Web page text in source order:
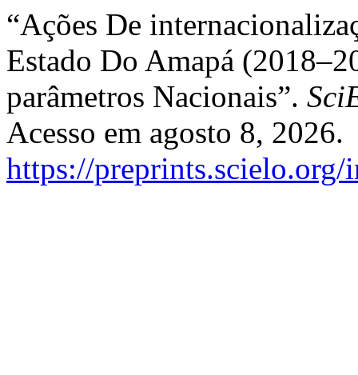
“Ações De
Estado Do Amapá
parâmetros Nacionais”.
Acesso em agosto 8, 2026.
https://